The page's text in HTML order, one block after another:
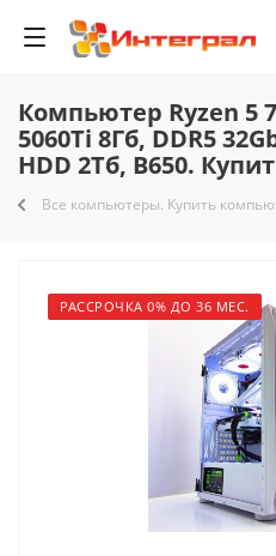
Компьютер Ryzen 5
5060Ti 8Гб, DDR5
HDD 2Тб, B650.
Все компьютеры. Купить
РАССРОЧКА 0% ДО 36 МЕС.